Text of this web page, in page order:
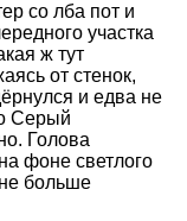
со лба пот и
участка
ж тут
от стенок,
и едва не
Серый
Голова
фоне светлого
больше